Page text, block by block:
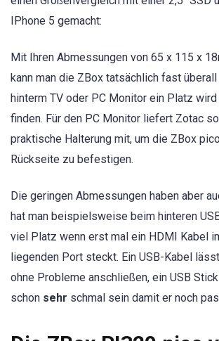
IPhone 5 gemacht:
Mit Ihren Abmessungen von 65 x 115 x
kann man die ZBox tatsächlich fast überall
hinterm TV oder PC Monitor ein Platz
finden. Für den PC Monitor liefert Zotac
praktische Halterung mit, um die ZBox
Rückseite zu befestigen.
Die geringen Abmessungen haben aber
hat man beispielsweise beim hinteren
viel Platz wenn erst mal ein HDMI Kabel
liegenden Port steckt. Ein USB-Kabel
ohne Probleme anschließen, ein USB
schon sehr schmal sein damit er noch